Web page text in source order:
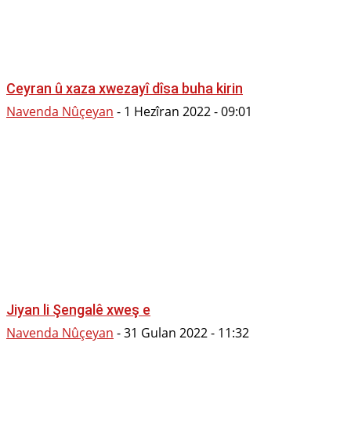
Ceyran û xaza xwezayî dîsa buha kirin
Navenda Nûçeyan - 1 Hezîran 2022 - 09:01
Jiyan li Şengalê xweş e
Navenda Nûçeyan -31 Gulan 2022 - 11:32